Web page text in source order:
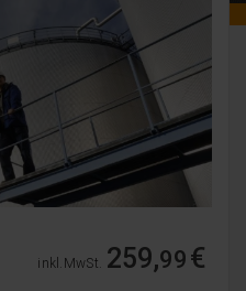
inkl. MwSt. 259,99€